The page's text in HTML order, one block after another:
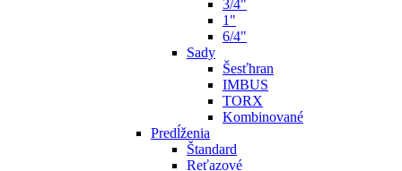
3/4"
1"
6/4"
Sady
Šesťhran
IMBUS
TORX
Kombinované
Predĺženia
Štandard
Reťazové